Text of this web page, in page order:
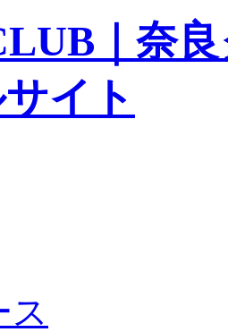
ール
ム「volundeer」
ド
ナー
規定
イドライン
ンサービスについて
田J3リーグ2026/27シーズン試
安田Ｊ3リーグ 2026/27シーズン「
ナー
ス